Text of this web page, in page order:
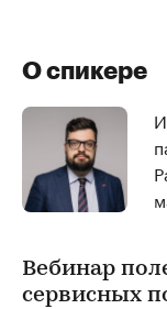
О спикере
Вебинар
сервисных